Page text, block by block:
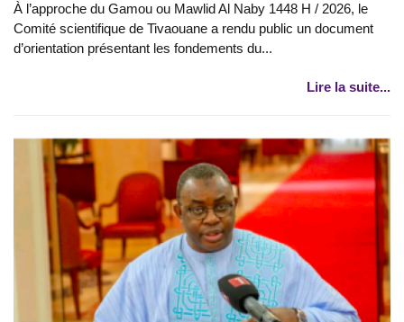
À l’approche du Gamou ou Mawlid Al Naby 1448 H / 2026, le
Comité scientifique de Tivaouane a rendu public un document
d’orientation présentant les fondements du...
Lire la suite...